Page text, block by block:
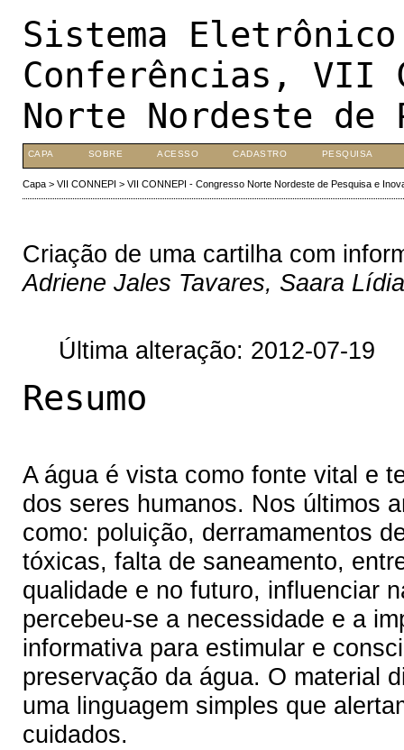
Sistema
Conferências, VII
Norte Nordeste de
CAPA SOBRE ACESSO CADASTRO PESQUISA
Capa> VII CONNEPI > VII CONNEPI - Congresso Norte Nordeste de Pesquisa e
Criação de uma cartilha com
Adriene Jales Tavares, Saara
Última alteração: 2012-07-19
Resumo
A água é vista como fonte vital e
dos seres humanos. Nos últimos
como: poluição, derramamentos
tóxicas, falta de saneamento,
qualidade e no futuro, influenciar
percebeu-se a necessidade e a
informativa para estimular e
preservação da água. O material
uma linguagem simples que
cuidados.